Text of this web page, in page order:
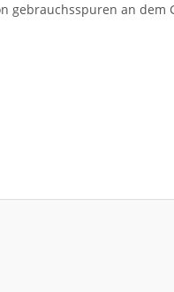
gebrauchsspuren an dem